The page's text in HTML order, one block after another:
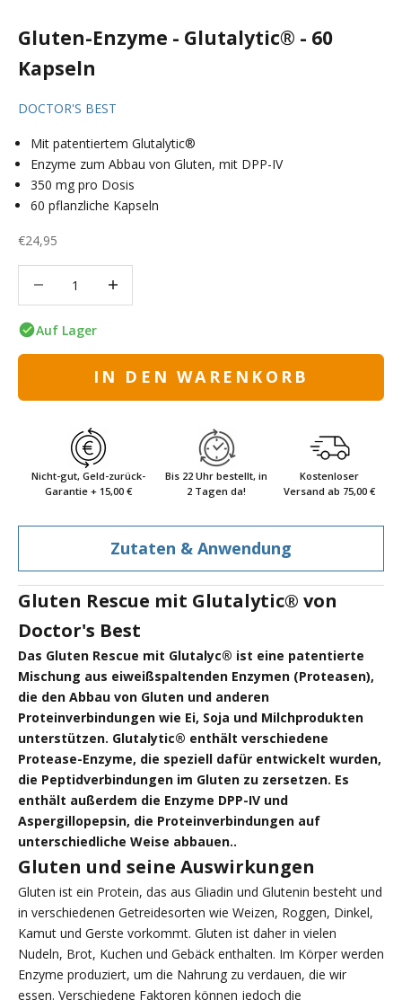
Gluten-Enzyme - Glutalytic® - 60
Kapseln
DOCTOR'S BEST
Mit patentiertem Glutalytic®
Enzyme zum Abbau von Gluten, mit DPP-IV
350 mg pro Dosis
60 pflanzliche Kapseln
Angebot
€24,95
Auf Lager
IN DEN WARENKORB
Nicht-gut, Geld-zurück-
Garantie + 15,00 €
Bis 22 Uhr bestellt, in
2 Tagen da!
Kostenloser
Versand ab 75,00 €
Zutaten & Anwendung
Gluten Rescue mit Glutalytic® von
Doctor's Best
Das Gluten Rescue mit Glutalyc® ist eine patentierte
Mischung aus eiweißspaltenden Enzymen (Proteasen),
die den Abbau von Gluten und anderen
Proteinverbindungen wie Ei, Soja und Milchprodukten
unterstützen. Glutalytic® enthält verschiedene
Protease-Enzyme, die speziell dafür entwickelt wurden,
die Peptidverbindungen im Gluten zu zersetzen. Es
enthält außerdem die Enzyme DPP-IV und
Aspergillopepsin, die Proteinverbindungen auf
unterschiedliche Weise abbauen..
Gluten und seine Auswirkungen
Gluten ist ein Protein, das aus Gliadin und Glutenin besteht und
in verschiedenen Getreidesorten wie Weizen, Roggen, Dinkel,
Kamut und Gerste vorkommt. Gluten ist daher in vielen
Nudeln, Brot, Kuchen und Gebäck enthalten. Im Körper werden
Enzyme produziert, um die Nahrung zu verdauen, die wir
essen. Verschiedene Faktoren können jedoch die